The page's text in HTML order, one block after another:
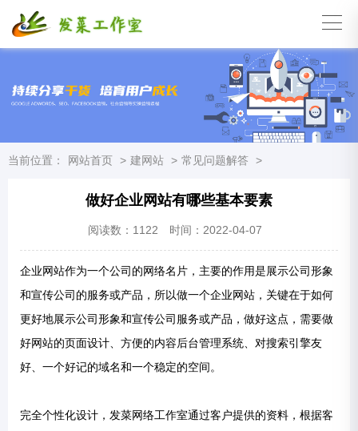
当前位置： 网站首页 > 建网站 > 常见问题解答 >
做好企业网站有哪些基本要素
阅读数： 1122 时间：2022-04-07
企业网站作为一个公司的网络名片，主要的作用是展示公司形象
和宣传公司的服务或产品，所以做一个企业网站，关键在于如何
更好地展示公司形象和宣传公司服务或产品，做好这点，需要做
好网站的页面设计、方便的内容后台管理系统、对搜索引擎友
好、一个好记的域名和一个稳定的空间。
完全个性化设计，发菜网络工作室通过客户提供的资料，根据客